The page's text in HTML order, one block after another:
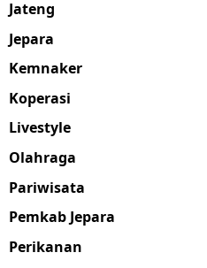
Jateng
Jepara
Kemnaker
Koperasi
Livestyle
Olahraga
Pariwisata
Pemkab Jepara
Perikanan